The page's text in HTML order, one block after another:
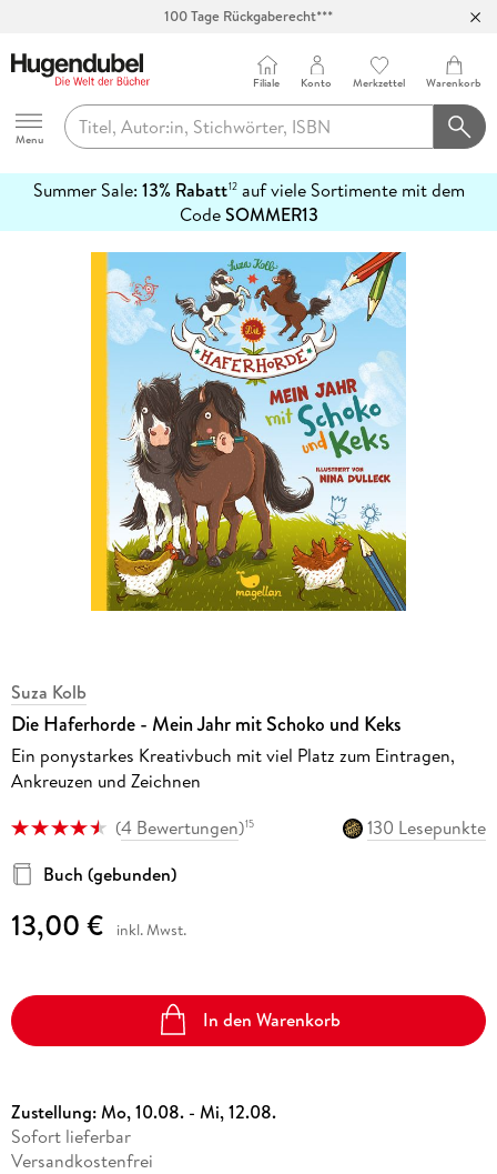
100 Tage Rückgaberecht***
Hugendubel
Menu
Filiale Konto Merkzettel Warenkorb
Summer Sale: 13% Rabatt12auf viele Sortimente mit dem
CodeSOMMER13
erfahren
Suza Kolb
Die Haferhorde - Mein Jahr mit Schoko und Keks
Ein ponystarkes Kreativbuch mit viel Platz zum Eintragen,
Ankreuzen und Zeichnen
(4 Bewertungen)15
130 Lesepunkte
Buch (gebunden)
13,00 € inkl. Mwst.
In den Warenkorb
Zustellung:Mo, 10.08. - Mi, 12.08.
Sofort lieferbar
Versandkostenfrei